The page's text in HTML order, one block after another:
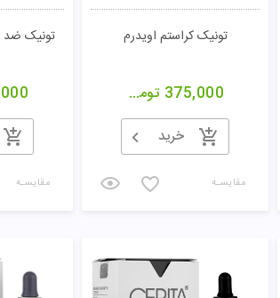
تونيک کراستم اویدرم
375,000 تومان
خرید
مقایسـه
تونيک ضد
مقایسـه